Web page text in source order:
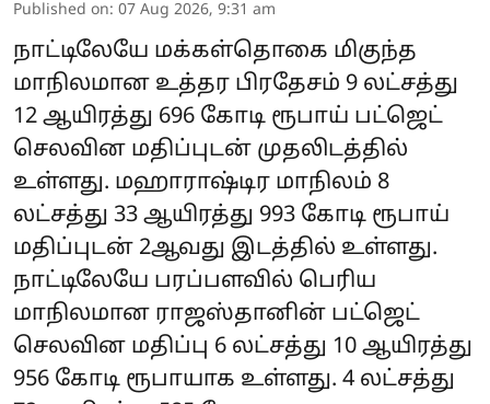
Published on: 07 Aug 2026, 9:31 am
நாட்டிலேயே மக்கள்தொகை மிகுந்த
மாநிலமான உத்தர பிரதேசம் 9 லட்சத்து
12 ஆயிரத்து 696 கோடி ரூபாய் பட்ஜெட்
செலவின மதிப்புடன் முதலிடத்தில்
உள்ளது. மஹாராஷ்டிர மாநிலம் 8
லட்சத்து 33 ஆயிரத்து 993 கோடி ரூபாய்
மதிப்புடன் 2ஆவது இடத்தில் உள்ளது.
நாட்டிலேயே பரப்பளவில் பெரிய
மாநிலமான ராஜஸ்தானின் பட்ஜெட்
செலவின மதிப்பு 6 லட்சத்து 10 ஆயிரத்து
956 கோடி ரூபாயாக உள்ளது. 4 லட்சத்து